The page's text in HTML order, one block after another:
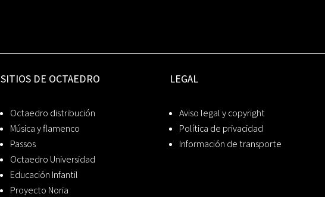
SITIOS DE OCTAEDRO
Octaedro distribución
Música y flamenco
Passos
Octaedro Universidad
Educación Infantil
Proyecto Noria
LEGAL
Aviso legal y copyright
Política de privacidad
Información de transporte